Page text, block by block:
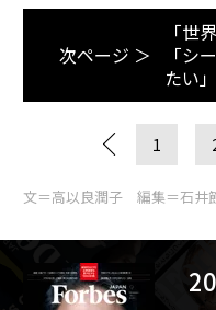
次ページ ＞
「世
「シ
たい」
1
文＝高以良潤子 編集＝石井